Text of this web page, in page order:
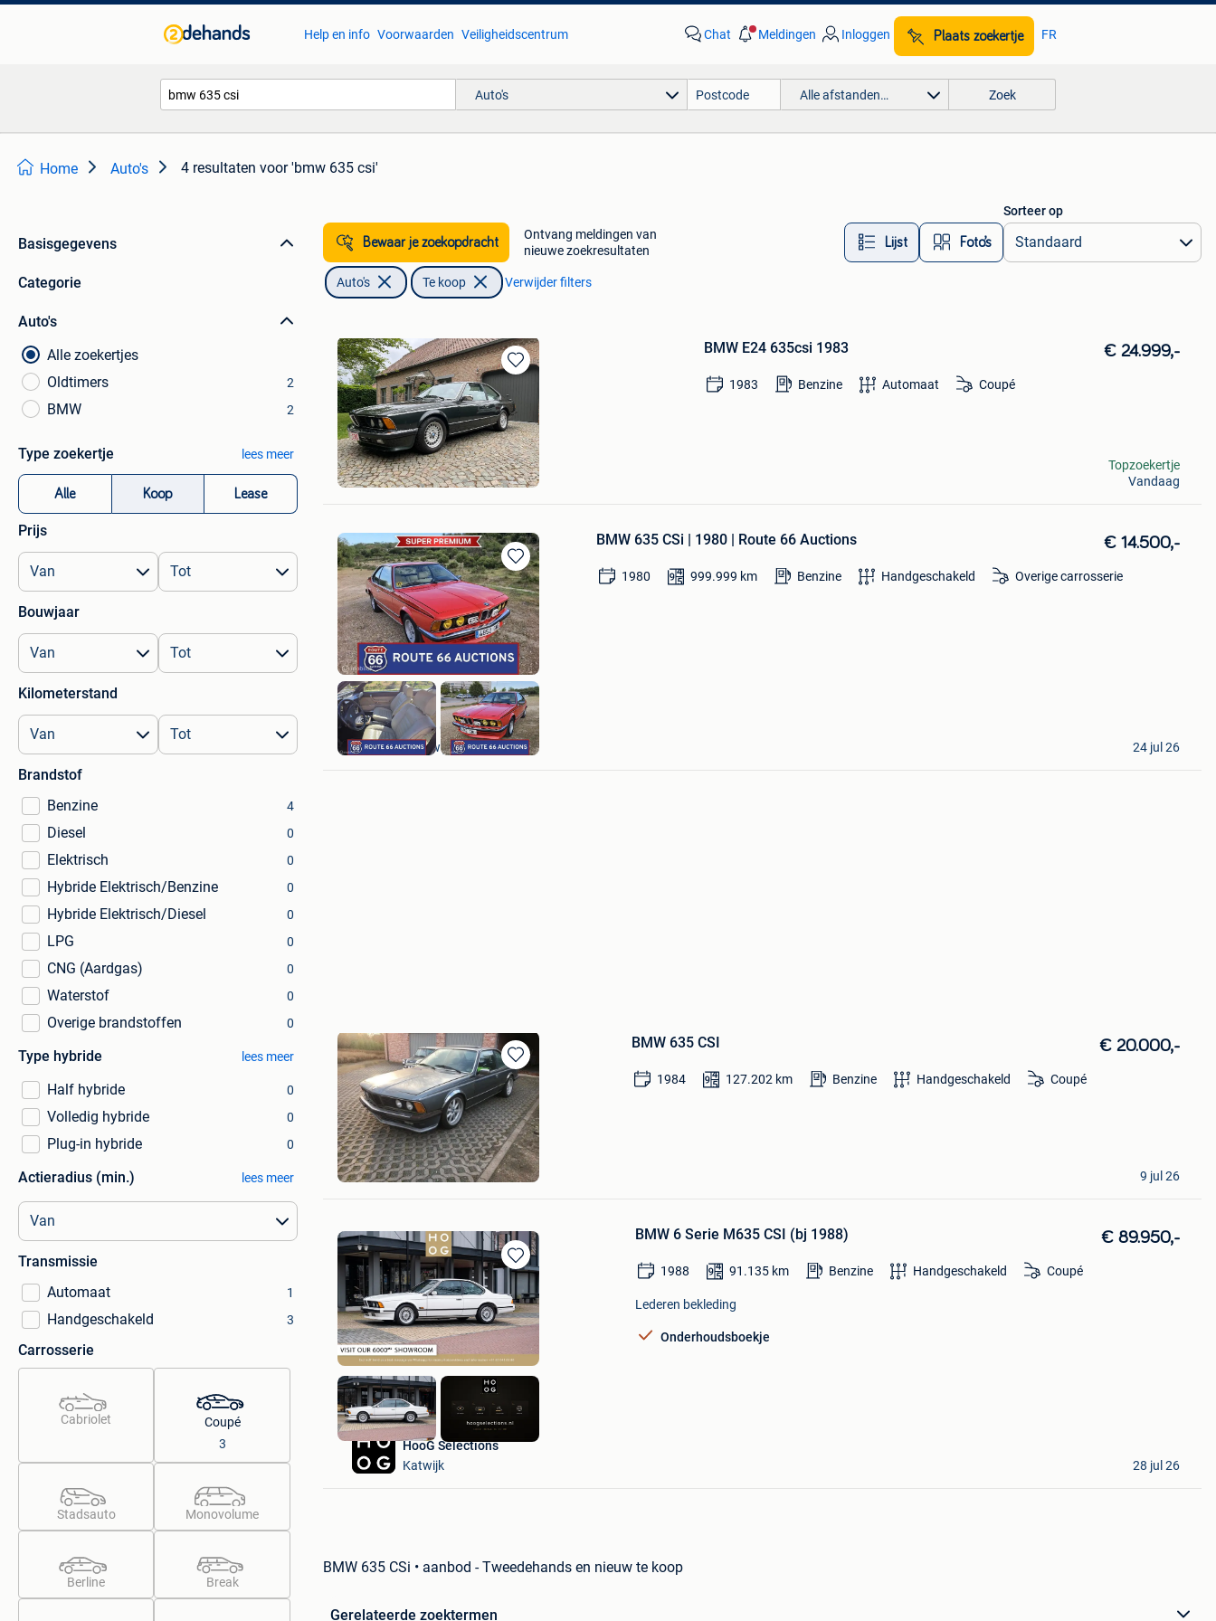
Help en info Voorwaarden Veiligheidscentrum Chat Meldingen Inloggen Plaats zoekertje FR
Auto's Alle afstanden… Zoek
Home Auto's 4 resultaten voor 'bmw 635 csi'
Basisgegevens
Categorie
Auto's
Alle zoekertjes
Oldtimers
2
BMW 2
Type zoekertje lees meer
Alle Koop Lease
Prijs
Bouwjaar
Kilometerstand
Brandstof
Benzine
4
Diesel 0
Elektrisch 0
Hybride Elektrisch/Benzine 0
Hybride Elektrisch/Diesel 0
LPG 0
CNG (Aardgas) 0
Waterstof 0
Overige brandstoffen 0
Type hybride lees meer
Half hybride 0
Volledig hybride 0
Plug-in hybride 0
Actieradius (min.) lees meer
Transmissie
Automaat
1
Handgeschakeld 3
Carrosserie
Cabriolet
Coupé
3
Stadsauto Monovolume
Berline Break
Bewaar je zoekopdracht
Ontvang meldingen van
nieuwe zoekresultaten
Lijst Foto’s
Sorteer op
Auto's Te koop Verwijder filters
Bewaren
in
Mijn
Favorieten
BMW E24 635csi 1983 € 24.999,-
1983 Benzine Automaat Coupé
kristof
Koersel
Topzoekertje
Vandaag
Bewaren
in
Mijn
Favorieten
BMW 635 CSi | 1980 | Route 66 Auctions € 14.500,-
1980 999.999 km Benzine Handgeschakeld Overige carrosserie
Route 66 Auctions
Waalwijk
24 jul 26
Bewaren
in
Mijn
Favorieten
BMW 635 CSI € 20.000,-
1984 127.202 km Benzine Handgeschakeld Coupé
Patrick
Schoten
9 jul 26
Bewaren
Mijn
Favorieten
BMW 6 Serie M635 CSI (bj 1988) € 89.950,-
1988 91.135 km Benzine Handgeschakeld Coupé
Lederen bekleding
Onderhoudsboekje
HooG Selections
Katwijk
28 jul 26
BMW 635 CSi • aanbod - Tweedehands en nieuw te koop
Gerelateerde zoektermen